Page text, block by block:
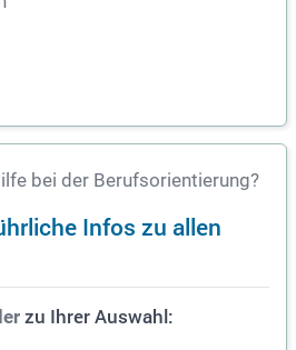
bei der Berufsorientierung?
Infos zu allen
zu Ihrer Auswahl: